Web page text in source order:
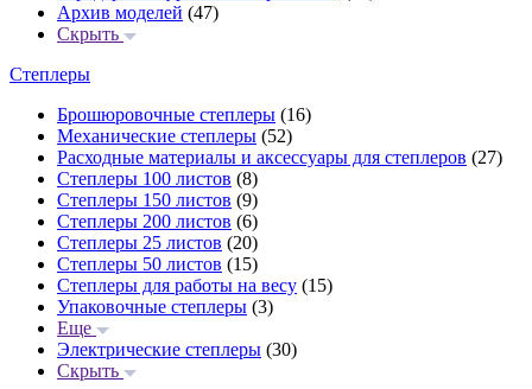
Архив моделей (47)
Скрыть
Степлеры
Брошюровочные степлеры (16)
Механические степлеры (52)
Расходные материалы и аксессуары для степлеров (27)
Степлеры 100 листов (8)
Степлеры 150 листов (9)
Степлеры 200 листов (6)
Степлеры 25 листов (20)
Степлеры 50 листов (15)
Степлеры для работы на весу (15)
Упаковочные степлеры (3)
Еще
Электрические степлеры (30)
Скрыть